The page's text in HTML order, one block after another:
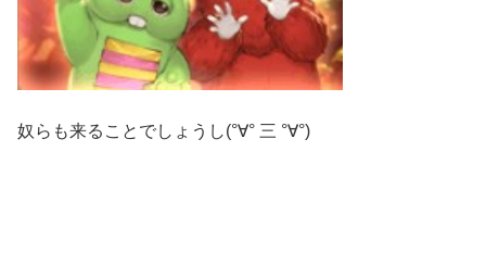
奴らも来ることでしょうし(°∀° 三 °∀°)